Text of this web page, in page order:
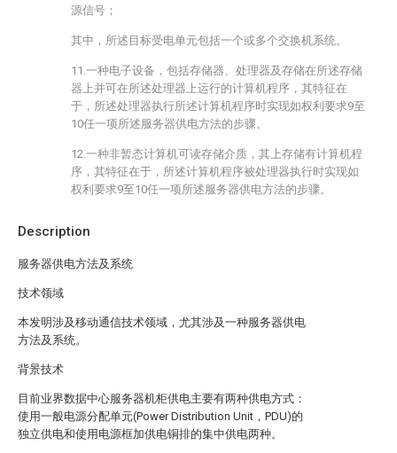
Description
服务器供电方法及系统
技术领域
本发明涉及移动通信技术领域，尤其涉及一种服务器供电
方法及系统。
背景技术
目前业界数据中心服务器机柜供电主要有两种供电方式：
使用一般电源分配单元(Power Distribution Unit，PDU)的
独立供电和使用电源框加供电铜排的集中供电两种。
源信号；
其中，所述目标受电单元包括一个或多个交换机系统。
11.一种电子设备，包括存储器、处理器及存储在所述存储
器上并可在所述处理器上运行的计算机程序，其特征在
于，所述处理器执行所述计算机程序时实现如权利要求9至
10任一项所述服务器供电方法的步骤。
12.一种非暂态计算机可读存储介质，其上存储有计算机程
序，其特征在于，所述计算机程序被处理器执行时实现如
权利要求9至10任一项所述服务器供电方法的步骤。